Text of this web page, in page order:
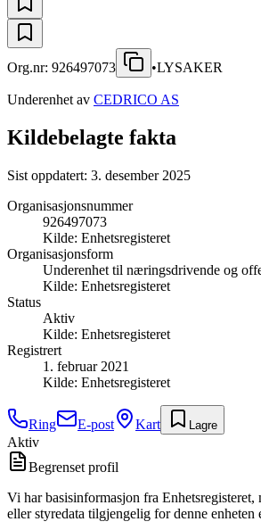
Org.nr: 926497073 •LYSAKER
Underenhet av CEDRICO AS
Kildebelagte fakta
Sist oppdatert: 3. desember 2025
Organisasjonsnummer
926497073
Kilde: Enhetsregisteret
Organisasjonsform
Underenhet til næringsdrivende og
Kilde: Enhetsregisteret
Status
Aktiv
Kilde: Enhetsregisteret
Registrert
1. februar 2021
Kilde: Enhetsregisteret
Ring E-post Kart Lagre
Aktiv
Begrenset profil
Vi har basisinformasjon fra Enhetsregisteret,
eller styredata tilgjengelig for denne enheten